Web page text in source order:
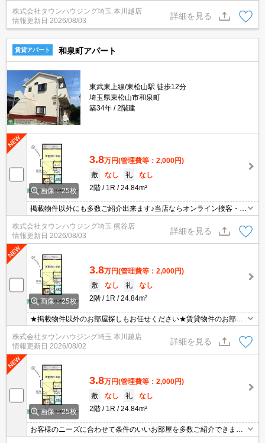
探しはタウンハウジングへ★
株式会社タウンハウジング埼玉 本川越店
情報更新日 2026/08/03
詳細を見る
賃貸アパート 和泉町アパート
東武東上線/東松山駅 徒歩12分
埼玉県東松山市和泉町
築34年
2階建
画像：25枚
3.8万円(管理費等：2,000円)
敷
なし 礼
なし
2階
1R 24.84m²
掲載物件以外にも多数ご紹介出来ます♪当店ならオンライン接客・内
見可能です！メールでのお問い合わせの際は、電話番号も記載頂き
ますとスムーズに御対応できます♪
株式会社タウンハウジング埼玉 熊谷店
情報更新日 2026/08/03
詳細を見る
画像：25枚
3.8万円(管理費等：2,000円)
敷
なし 礼
なし
2階
1R 24.84m²
★掲載物件以外のお部屋探しもお任せください★賃貸物件のお部屋
探しはタウンハウジングへ★
株式会社タウンハウジング埼玉 本川越店
情報更新日 2026/08/02
詳細を見る
画像：25枚
3.8万円(管理費等：2,000円)
敷
なし 礼
なし
2階
1R 24.84m²
お客様のニーズに合わせて条件のいいお部屋を多数ご紹介できます♪
情報数No.1のタウンハウジングまで是非お問い合わせください！